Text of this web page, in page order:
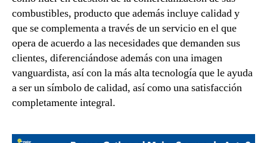
combustibles, producto que además incluye calidad y
que se complementa a través de un servicio en el que
opera de acuerdo a las necesidades que demanden sus
clientes, diferenciándose además con una imagen
vanguardista, así con la más alta tecnología que le ayuda
a ser un símbolo de calidad, así como una satisfacción
completamente integral.